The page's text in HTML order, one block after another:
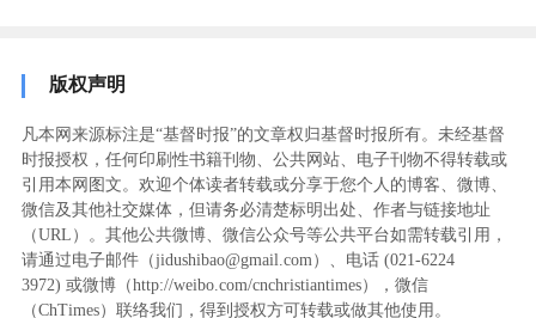
版权声明
凡本网来源标注是“基督时报”的文章权归基督时报所有。未经基督
时报授权，任何印刷性书籍刊物、公共网站、电子刊物不得转载或
引用本网图文。欢迎个体读者转载或分享于您个人的博客、微博、
微信及其他社交媒体，但请务必清楚标明出处、作者与链接地址
（URL）。其他公共微博、微信公众号等公共平台如需转载引用，
请通过电子邮件（jidushibao@gmail.com）、电话 (021-6224
3972) ‬或微博（http://weibo.com/cnchristiantimes），微信
（ChTimes）联络我们，得到授权方可转载或做其他使用。